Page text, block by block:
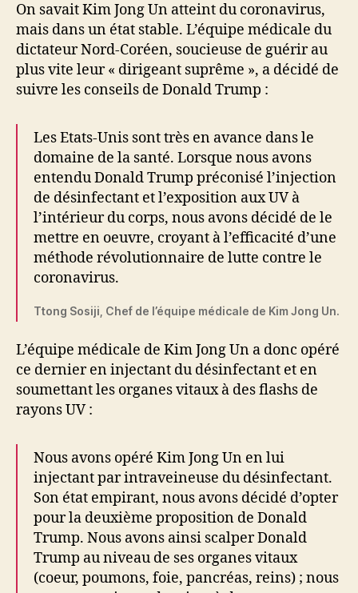
On savait Kim Jong Un atteint du coronavirus,
mais dans un état stable. L’équipe médicale du
dictateur Nord-Coréen, soucieuse de guérir au
plus vite leur « dirigeant suprême », a décidé de
suivre les conseils de Donald Trump :
Les Etats-Unis sont très en avance dans le
domaine de la santé. Lorsque nous avons
entendu Donald Trump préconisé l’injection
de désinfectant et l’exposition aux UV à
l’intérieur du corps, nous avons décidé de le
mettre en oeuvre, croyant à l’efficacité d’une
méthode révolutionnaire de lutte contre le
coronavirus.
Ttong Sosiji, Chef de l’équipe médicale de Kim Jong Un.
L’équipe médicale de Kim Jong Un a donc opéré
ce dernier en injectant du désinfectant et en
soumettant les organes vitaux à des flashs de
rayons UV :
Nous avons opéré Kim Jong Un en lui
injectant par intraveineuse du désinfectant.
Son état empirant, nous avons décidé d’opter
pour la deuxième proposition de Donald
Trump. Nous avons ainsi scalper Donald
Trump au niveau de ses organes vitaux
(coeur, poumons, foie, pancréas, reins) ; nous